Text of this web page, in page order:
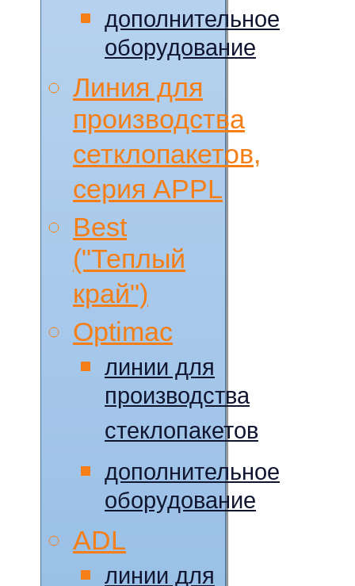
дополнительное
оборудование
Линия для
производства
сетклопакетов,
серия APPL
Best
("Теплый
край")
Optimac
линии для
производства
стеклопакетов
дополнительное
оборудование
ADL
линии для